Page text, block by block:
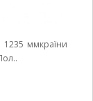
ммкраїни